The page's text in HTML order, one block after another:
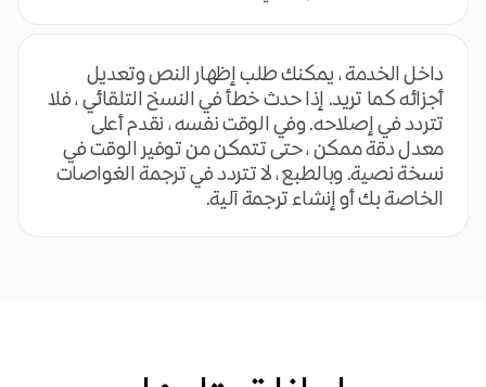
داخل الخدمة ، يمكنك طلب إظهار النص وتعديل
أجزائه كما تريد. إذا حدث خطأ في النسخ التلقائي ، فلا
تتردد في إصلاحه. وفي الوقت نفسه ، نقدم أعلى
معدل دقة ممكن ، حتى تتمكن من توفير الوقت في
نسخة نصية. وبالطبع ، لا تتردد في ترجمة الغواصات
الخاصة بك أو إنشاء ترجمة آلية.